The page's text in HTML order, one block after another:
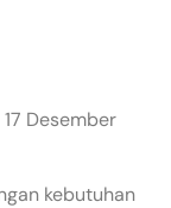
Desember
kebutuhan